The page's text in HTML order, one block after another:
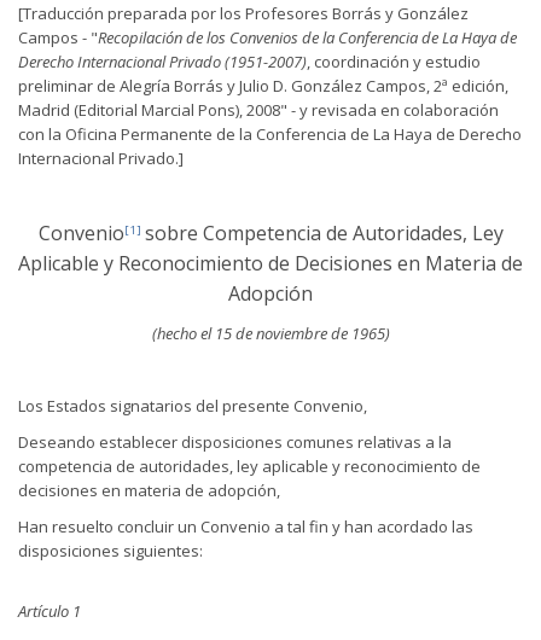
[Traducción preparada por los Profesores Borrás y González
Campos - "Recopilación de los Convenios de la Conferencia de La Haya de
Derecho Internacional Privado (1951-2007) , coordinación y estudio
preliminar de Alegría Borrás y Julio D. González Campos, 2ª edición,
Madrid (Editorial Marcial Pons), 2008" - y revisada en colaboración
con la Oficina Permanente de la Conferencia de La Haya de Derecho
Internacional Privado.]
Convenio[1] sobre Competencia de Autoridades, Ley
Aplicable y Reconocimiento de Decisiones en Materia de
Adopción
(hecho el 15 de noviembre de 1965)
Los Estados signatarios del presente Convenio,
Deseando establecer disposiciones comunes relativas a la
competencia de autoridades, ley aplicable y reconocimiento de
decisiones en materia de adopción,
Han resuelto concluir un Convenio a tal fin y han acordado las
disposiciones siguientes:
Artículo 1